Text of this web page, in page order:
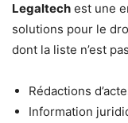
Legaltech est une
solutions pour le
dont la liste n’est
Rédactions
Information